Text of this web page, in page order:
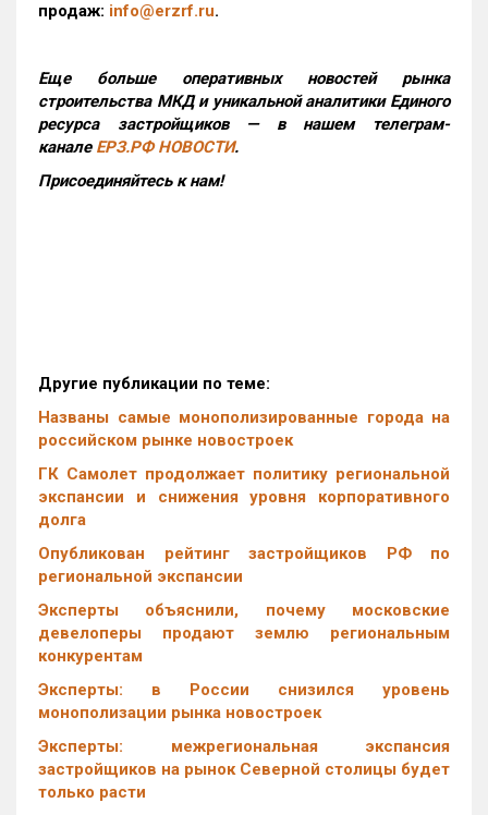
продаж: info@erzrf.ru.
Еще больше оперативных новостей рынка
строительства МКД и уникальной аналитики Единого
ресурса застройщиков — в нашем телеграм-
канале ЕРЗ.РФ НОВОСТИ.
Присоединяйтесь к нам!
Другие публикации по теме:
Названы самые монополизированные города на
российском рынке новостроек
ГК Самолет продолжает политику региональной
экспансии и снижения уровня корпоративного
долга
Опубликован рейтинг застройщиков РФ по
региональной экспансии
Эксперты объяснили, почему московские
девелоперы продают землю региональным
конкурентам
Эксперты: в России снизился уровень
монополизации рынка новостроек
Эксперты: межрегиональная экспансия
застройщиков на рынок Северной столицы будет
только расти